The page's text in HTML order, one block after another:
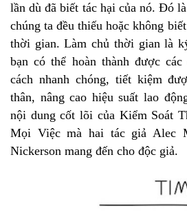
lần dù đã biết tác hại của nó. Đó
chúng ta đều thiếu hoặc không
thời gian. Làm chủ thời gian là
bạn có thể hoàn thành được
cách nhanh chóng, tiết kiệm
thân, nâng cao hiệu suất lao
nội dung cốt lõi của Kiểm Soát
Mọi Việc mà hai tác giả Alec
Nickerson mang đến cho độc giả.